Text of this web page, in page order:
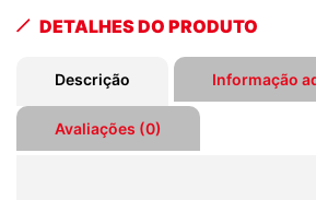
DETALHES DO PRODUTO
Descrição Informação
Avaliações (0)